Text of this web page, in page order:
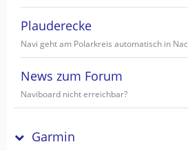
Plauderecke
Navi geht am Polarkreis automatisch in
News zum Forum
Naviboard nicht erreichbar?
Garmin